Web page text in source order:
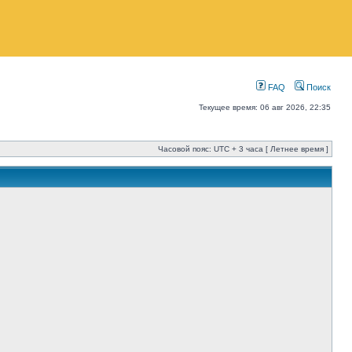
FAQ Поиск
Текущее время: 06 авг 2026, 22:35
Часовой пояс: UTC + 3 часа [ Летнее время ]